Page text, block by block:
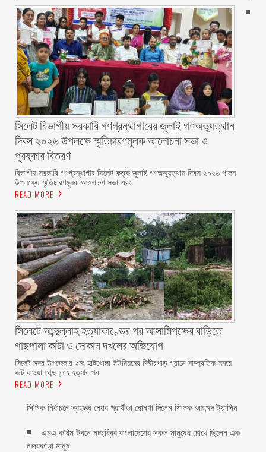
সিলেট বিভাগীয় সরকারি গণগ্রন্থাগারের জুলাই গণঅভ্যুত্থান
দিবস ২০২৬ উপলক্ষে স্মৃতিচারণমূলক আলোচনা সভা ও
পুরষ্কার বিতরণ ‎ ‎
বিভাগীয় সরকারি গণগ্রন্থাগার সিলেট কর্তৃক জুলাই গণঅভ্যুত্থান দিবস ২০২৬ পালন
উপলক্ষ্যে স্মৃতিচারণমূলক আলোচনা সভা এবং
READ MORE
সিলেটে আব্দুল্লাহ হত্যাকাণ্ডের পর আসামিপক্ষের বাড়িতে
গাছপালা কাটা ও দোকান দখলের অভিযোগ
সিলেট সদর উপজেলার ২নং হাটখোলা ইউনিয়নের দিঘীরপাড় গ্রামে সাম্প্রতিক সময়ে
ঘটে যাওয়া আব্দুল্লাহ হত্যার পর
READ MORE
সিসিক নির্বাচনে স্বতন্ত্র মেয়র প্রার্থীতা ঘোষণা দিলেন শিক্ষক আহমদ ইয়াসিন
এমএ করিম ইবনে মচ্ছব্বির বাংলাদেশের সকল মানুষের চোখে ছিলেন এক
নজরকাড়া মানুষ ‎